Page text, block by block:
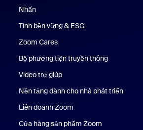
Nhấn
Tính bền vững & ESG
Zoom Cares
Bộ phương tiện truyền thông
Video trợ giúp
Nền tảng dành cho nhà phát triển
Liên doanh Zoom
Cửa hàng sản phẩm Zoom